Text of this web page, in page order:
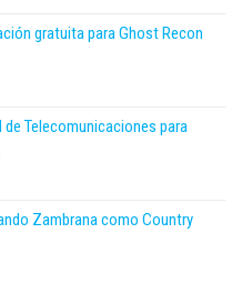
gratuita para Ghost Recon
de Telecomunicaciones para
Zambrana como Country